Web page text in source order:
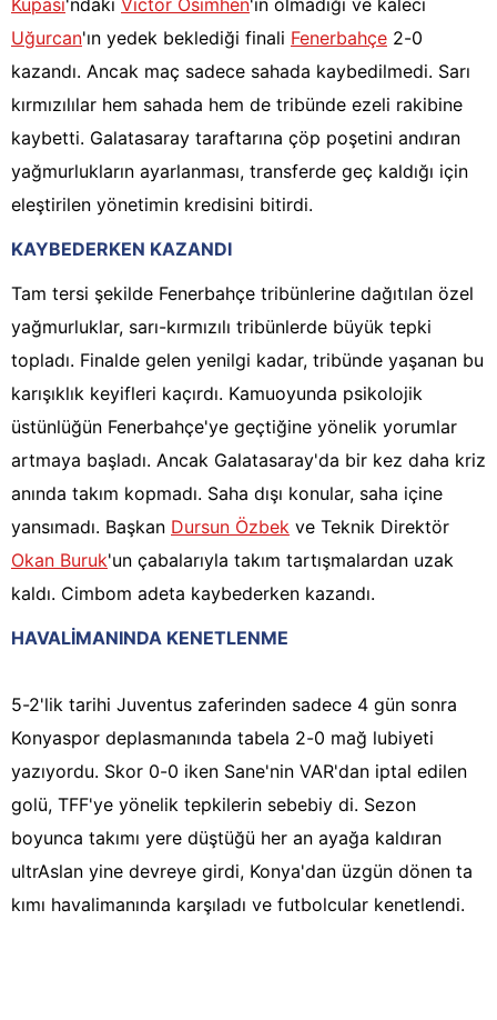
Kupası'ndaki Victor Osimhen'in olmadığı ve kaleci
Uğurcan'ın yedek beklediği finali Fenerbahçe 2-0
kazandı. Ancak maç sadece sahada kaybedilmedi. Sarı
kırmızılılar hem sahada hem de tribünde ezeli rakibine
kaybetti. Galatasaray taraftarına çöp poşetini andıran
yağmurlukların ayarlanması, transferde geç kaldığı için
eleştirilen yönetimin kredisini bitirdi.
KAYBEDERKEN KAZANDI
Tam tersi şekilde Fenerbahçe tribünlerine dağıtılan özel
yağmurluklar, sarı-kırmızılı tribünlerde büyük tepki
topladı. Finalde gelen yenilgi kadar, tribünde yaşanan bu
karışıklık keyifleri kaçırdı. Kamuoyunda psikolojik
üstünlüğün Fenerbahçe'ye geçtiğine yönelik yorumlar
artmaya başladı. Ancak Galatasaray'da bir kez daha kriz
anında takım kopmadı. Saha dışı konular, saha içine
yansımadı. Başkan Dursun Özbek ve Teknik Direktör
Okan Buruk'un çabalarıyla takım tartışmalardan uzak
kaldı. Cimbom adeta kaybederken kazandı.
HAVALİMANINDA KENETLENME
5-2'lik tarihi Juventus zaferinden sadece 4 gün sonra
Konyaspor deplasmanında tabela 2-0 mağ lubiyeti
yazıyordu. Skor 0-0 iken Sane'nin VAR'dan iptal edilen
golü, TFF'ye yönelik tepkilerin sebebiy di. Sezon
boyunca takımı yere düştüğü her an ayağa kaldıran
ultrAslan yine devreye girdi, Konya'dan üzgün dönen ta
kımı havalimanında karşıladı ve futbolcular kenetlendi.